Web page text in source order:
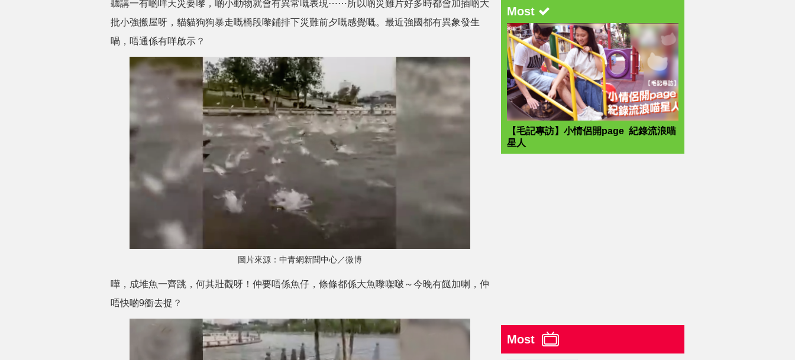
聽講一有啲咩天災要嚟，啲小動物就會有異常嘅表現⋯⋯所以啲災難片好多時都會加插啲大
批小強搬屋呀，貓貓狗狗暴走嘅橋段嚟鋪排下災難前夕嘅感覺嘅。最近強國都有異象發生
喎，唔通係有咩啟示？
圖片來源：中青網新聞中心／微博
嘩，成堆魚一齊跳，何其壯觀呀！仲要唔係魚仔，條條都係大魚嚟㗎啵～今晚有餸加喇，仲
唔快啲9衝去捉？
Most
【毛記專訪】小情侶開page 紀錄流浪喵
星人
Most